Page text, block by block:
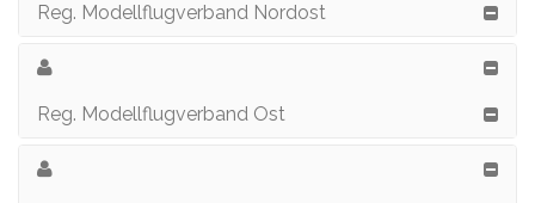
Reg. Modellflugverband Nordost
Reg. Modellflugverband Ost